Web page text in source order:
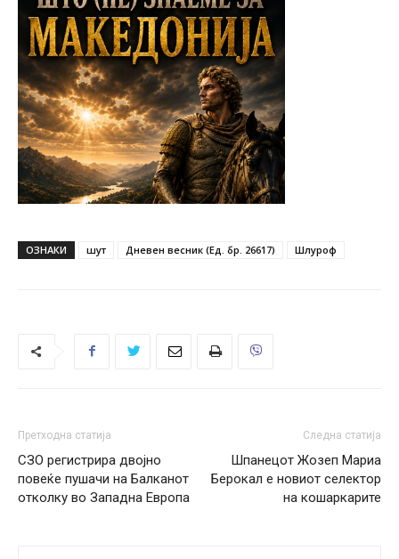
ОЗНАКИ шут Дневен весник (Ед. бр. 26617) Шлуроф
Претходна статија
СЗО регистрира двојно
повеќе пушачи на Балканот
отколку во Западна Европа
Следна статија
Шпанецот Жозеп Мариа
Берокал е новиот селектор
на кошаркарите